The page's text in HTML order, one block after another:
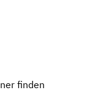
finden